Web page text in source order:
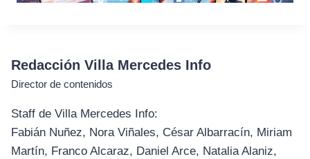
Redacción Villa Mercedes Info
Director de contenidos
Staff de Villa Mercedes Info:
Fabián Nuñez, Nora Viñales, César Albarracín, Miriam
Martín, Franco Alcaraz, Daniel Arce, Natalia Alaniz,